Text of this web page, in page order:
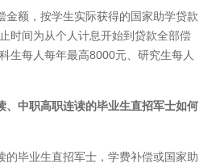
金额，按学生实际获得的国家助学贷款
时间为从个人计息开始到贷款全部偿
生每人每年最高8000元、研究生每人
、中职高职连读的毕业生直招军士如何
的毕业生直招军士，学费补偿或国家助